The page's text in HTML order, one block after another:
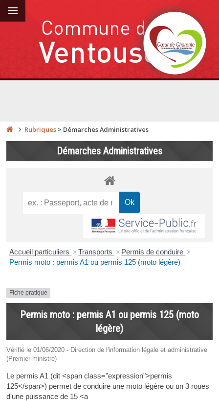
Rubriques > Démarches Administratives
Démarches Administratives
Accueil particuliers > Transports > Permis de conduire >
Permis moto : permis A1 ou permis 125 (moto légère)
Fiche pratique
Permis moto : permis A1 ou permis 125 (moto
légère)
Vérifié le 01/06/2020 - Direction de l'information légale et administrative
(Premier ministre)
Le permis A1 (dit <span class="expression">permis
125</span>) permet de conduire une moto légère ou un 3 roues
d'une puissance de 15 <a